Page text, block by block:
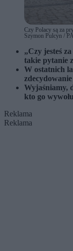
Czy Polacy są za
Szymon Pulcyn /
„Czy jesteś
takie pytanie
W ostatnich
Wyjaśniamy,
kto go
Reklama
Reklama